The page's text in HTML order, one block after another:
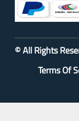
© All Rights
Terms Of